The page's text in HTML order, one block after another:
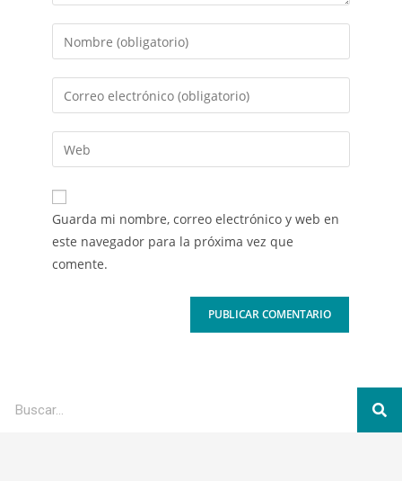
Guarda mi nombre, correo electrónico y web en
este navegador para la próxima vez que
comente.